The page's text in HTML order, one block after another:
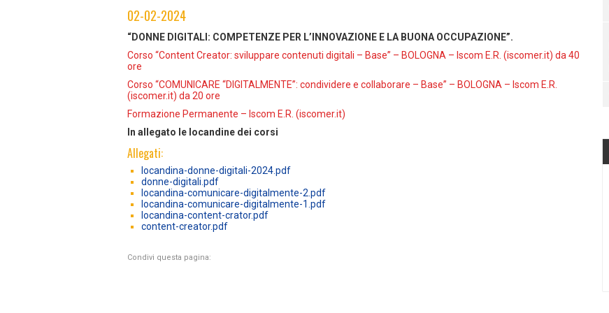
02-02-2024
“DONNE DIGITALI: COMPETENZE PER L’INNOVAZIONE E LA BUONA OCCUPAZIONE”.
Corso “Content Creator: sviluppare contenuti digitali – Base” – BOLOGNA – Iscom E.R. (iscomer.it) da 40
ore
Corso “COMUNICARE “DIGITALMENTE”: condividere e collaborare – Base” – BOLOGNA – Iscom E.R.
(iscomer.it) da 20 ore
Formazione Permanente – Iscom E.R. (iscomer.it)
In allegato le locandine dei corsi
Allegati:
locandina-donne-digitali-2024.pdf
donne-digitali.pdf
locandina-comunicare-digitalmente-2.pdf
locandina-comunicare-digitalmente-1.pdf
locandina-content-crator.pdf
content-creator.pdf
Condivi questa pagina: